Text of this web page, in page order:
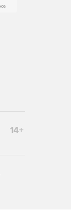
14+